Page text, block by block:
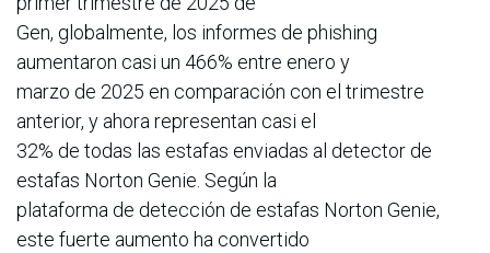
Gen, globalmente, los informes de phishing
aumentaron casi un 466% entre enero y
marzo de 2025 en comparación con el trimestre
anterior, y ahora representan casi el
32% de todas las estafas enviadas al detector de
estafas Norton Genie. Según la
plataforma de detección de estafas Norton Genie,
este fuerte aumento ha convertido